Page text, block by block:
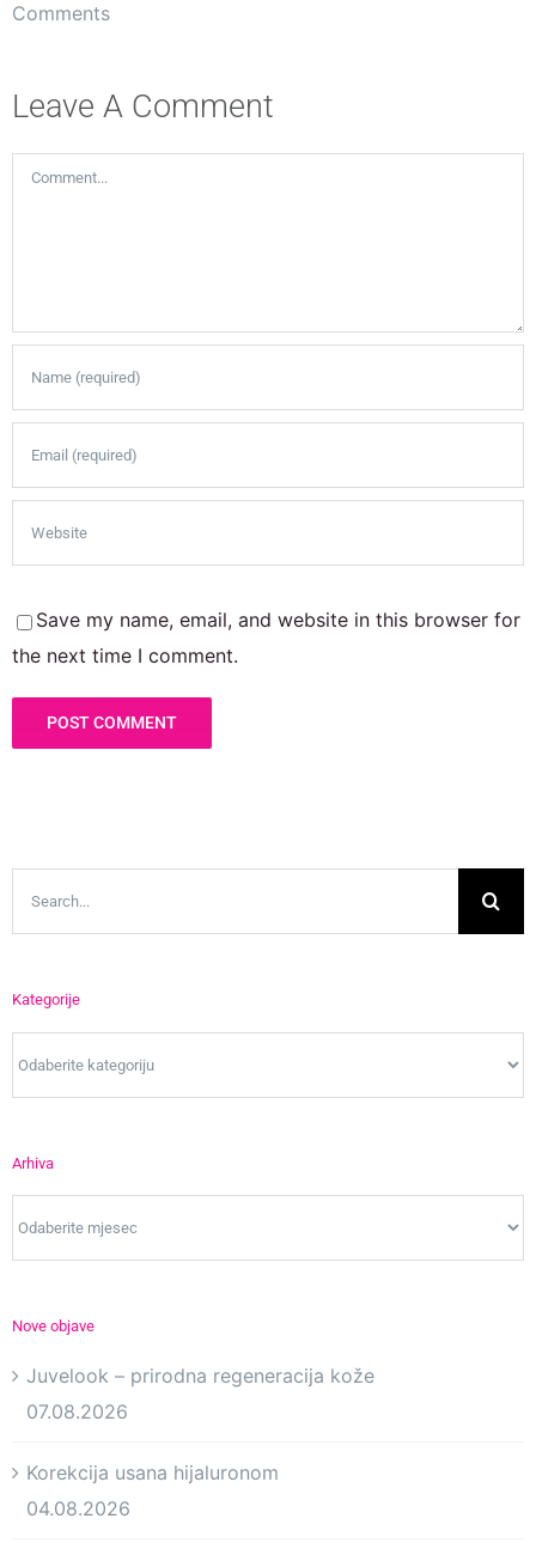
Comments
Leave A Comment
Comment
Save my name, email, and website in this browser for
the next time I comment.
Kategorije
Arhiva
Nove objave
Juvelook – prirodna regeneracija kože
07.08.2026
Korekcija usana hijaluronom
04.08.2026